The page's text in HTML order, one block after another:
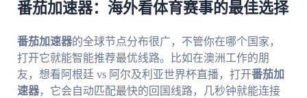
番茄加速器：海外看体育赛事的最佳选择
番茄加速器的全球节点分布很广，不管你在哪个国家，
打开它就能智能推荐最优线路。比如在澳洲工作的朋
友，想看阿根廷 vs 阿尔及利亚世界杯直播，打开番茄加
速器，它会自动匹配最快的回国线路，几秒钟就能连接